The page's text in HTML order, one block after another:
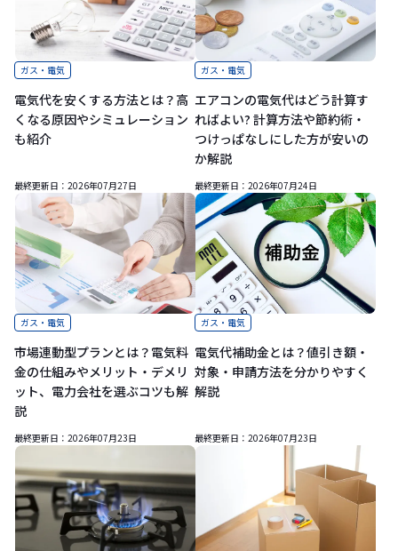
ガス・電気
電気代を安くする方法とは？高
くなる原因やシミュレーション
も紹介
最終更新日： 2026年07月27日
ガス・電気
エアコンの電気代はどう計算す
ればよい? 計算方法や節約術・
つけっぱなしにした方が安いの
か解説
最終更新日： 2026年07月24日
ガス・電気
市場連動型プランとは？電気料
金の仕組みやメリット・デメリ
ット、電力会社を選ぶコツも解
説
最終更新日： 2026年07月23日
ガス・電気
電気代補助金とは？値引き額・
対象・申請方法を分かりやすく
解説
最終更新日： 2026年07月23日